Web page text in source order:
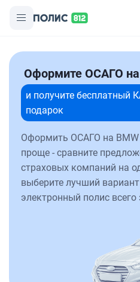
Оформите ОСАГО на
и получите бесплатный
подарок
Оформить ОСАГО на BMW
проще - сравните
страховых компаний на
выберите лучший
электронный полис всего